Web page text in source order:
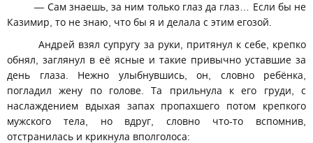
— Сам знаешь, за ним только глаз да глаз… Если бы не
Казимир, то не знаю, что бы я и делала с этим егозой.
Андрей взял супругу за руки, притянул к себе, крепко
обнял, заглянул в её ясные и такие привычно уставшие за
день глаза. Нежно улыбнувшись, он, словно ребёнка,
погладил жену по голове. Та прильнула к его груди, с
наслаждением вдыхая запах пропахшего потом крепкого
мужского тела, но вдруг, словно что-то вспомнив,
отстранилась и крикнула вполголоса: